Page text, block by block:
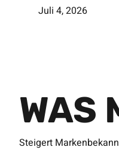
Juli 4, 2026
WAS
Steigert